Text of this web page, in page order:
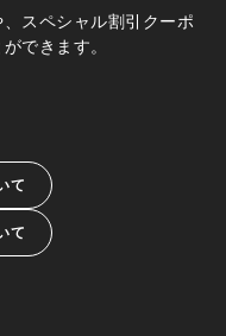
スペシャル割引クーポ
できます。
て
て